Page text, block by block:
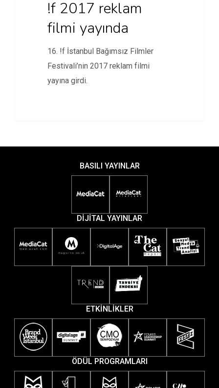
!f 2017 reklam
filmi yayında
16. !f İstanbul Bağımsız Filmler
Festivali’nin 2017 reklam filmi
yayına girdi.
BASILI YAYINLAR
DİJİTAL YAYINLAR
ETKİNLİKLER
ÖDÜL PROGRAMLARI